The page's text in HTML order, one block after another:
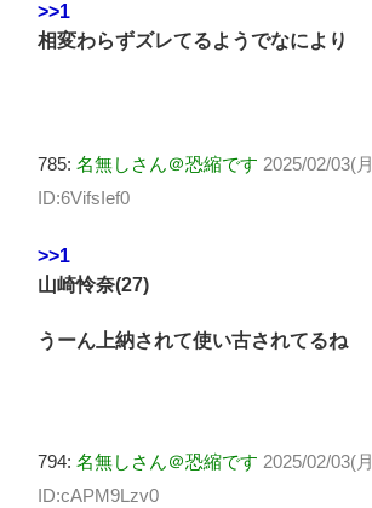
>>1
相変わらずズレてるようでなにより
785: 名無しさん＠恐縮です 2025/02/03(
ID:6VifsIef0
>>1
山崎怜奈(27)
うーん上納されて使い古されてるね
794: 名無しさん＠恐縮です 2025/02/03(
ID:cAPM9Lzv0